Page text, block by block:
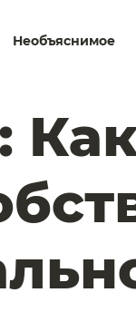
Необъяснимое